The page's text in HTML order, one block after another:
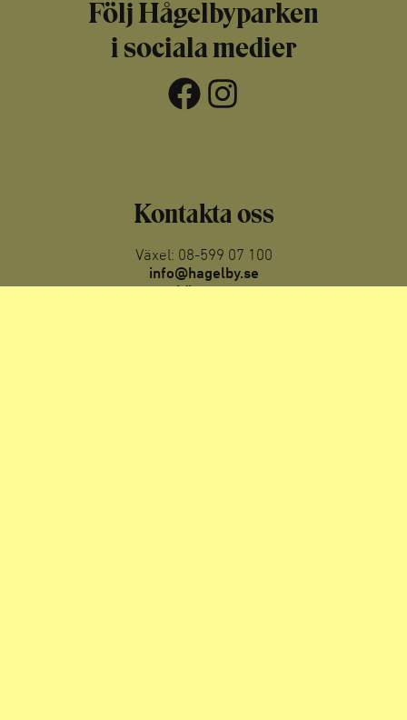
Följ Hågelbyparken
i sociala medier
Facebook Instagram
Kontakta oss
Växel: 08-599 07 100
info@hagelby.se
Läs mer